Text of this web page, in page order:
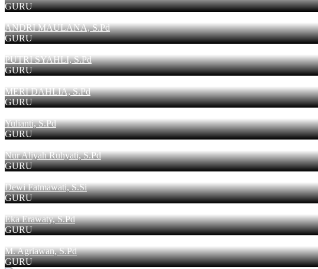
GURU
ANDRI MAULANA, S.Pd
GURU
PUTRI SYAHLI, S.Pd
GURU
MERI DAHLIA, S.Pd
GURU
Yulianti, S.Pd
GURU
Nur Aliyah Ruhyati, S.Pd
GURU
Dewi Fatmawati, S.Si
GURU
Eka Erawaty, S.Pd
GURU
M. Agriawan, S.Pd
GURU